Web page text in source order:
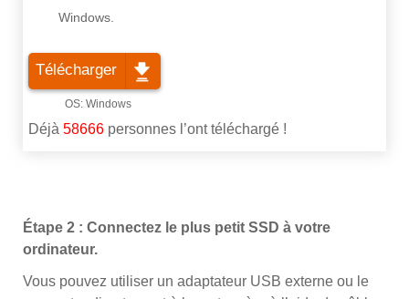
Windows.
Télécharger
Déjà 58666 personnes l’ont téléchargé !
Étape 2 : Connectez le plus petit SSD à votre
ordinateur.
Vous pouvez utiliser un adaptateur USB externe ou le